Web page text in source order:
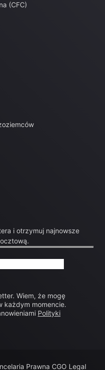
(CFC)
i otrzymuj najnowsze
Wiem, że mogę
każdym momencie.
Polityki
Prawna CGO Legal